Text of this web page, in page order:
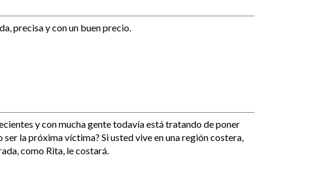
precisa y con un buen precio.
y con mucha gente todavía está tratando de poner
la próxima víctima? Si usted vive en una región costera,
como Rita, le costará.